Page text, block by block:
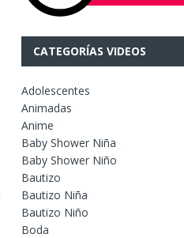
CATEGORÍAS VIDEOS
Adolescentes
Animadas
Anime
Baby Shower Niña
Baby Shower Niño
Bautizo
Bautizo Niña
Bautizo Niño
Boda